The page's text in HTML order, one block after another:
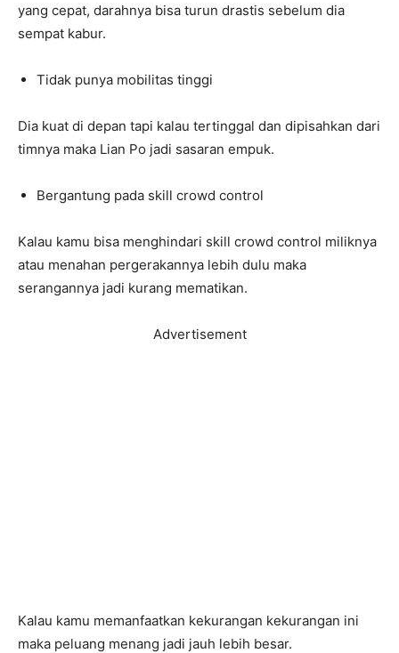
yang cepat, darahnya bisa turun drastis sebelum dia
sempat kabur.
Tidak punya mobilitas tinggi
Dia kuat di depan tapi kalau tertinggal dan dipisahkan dari
timnya maka Lian Po jadi sasaran empuk.
Bergantung pada skill crowd control
Kalau kamu bisa menghindari skill crowd control miliknya
atau menahan pergerakannya lebih dulu maka
serangannya jadi kurang mematikan.
Advertisement
Kalau kamu memanfaatkan kekurangan kekurangan ini
maka peluang menang jadi jauh lebih besar.